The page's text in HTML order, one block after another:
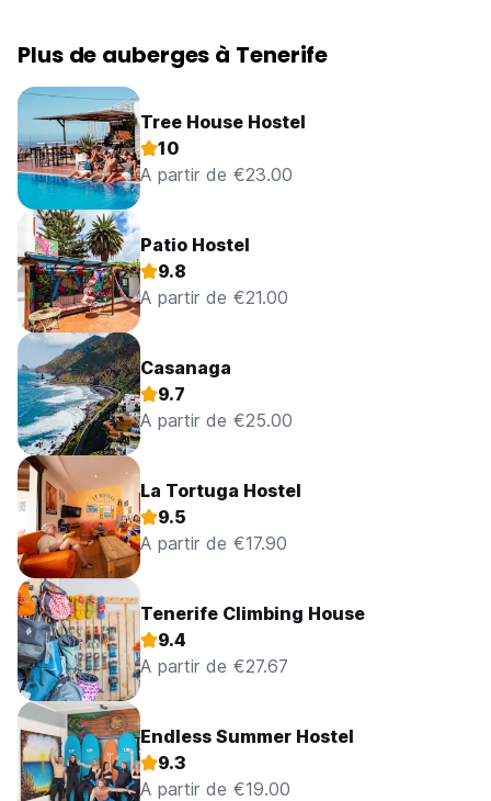
Plus de auberges à Tenerife
Tree House Hostel
10
A partir de €23.00
Patio Hostel
9.8
A partir de €21.00
Casanaga
9.7
A partir de €25.00
La Tortuga Hostel
9.5
A partir de €17.90
Tenerife Climbing House
9.4
A partir de €27.67
Endless Summer Hostel
9.3
A partir de €19.00